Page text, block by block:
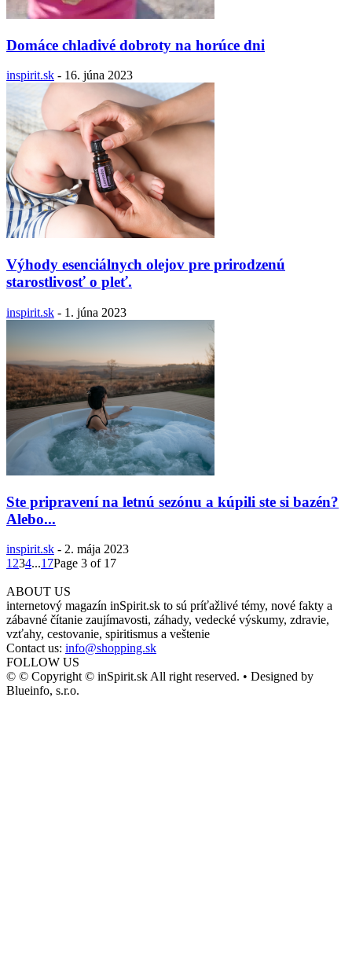
Domáce chladivé dobroty na horúce dni
inspirit.sk - 16. júna 2023
Výhody esenciálnych olejov pre prirodzenú
starostlivosť o pleť.
inspirit.sk - 1. júna 2023
Ste pripravení na letnú sezónu a kúpili ste si bazén?
Alebo...
inspirit.sk - 2. mája 2023
1 234...17Page 3 of 17
ABOUT US
internetový magazín inSpirit.sk to sú príťažlivé témy, nové fakty a
zábavné čítanie zaujímavosti, záhady, vedecké výskumy, zdravie,
vzťahy, cestovanie, spiritismus a veštenie
Contact us: info@shopping.sk
FOLLOW US
© © Copyright © inSpirit.sk All right reserved. • Designed by
Blueinfo, s.r.o.